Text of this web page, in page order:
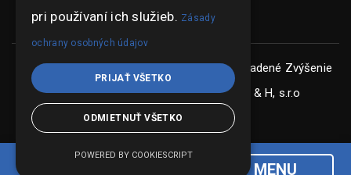
MENU
Copyright © ghexpo 2026, všetky práva vyhradené Zvýšenie
konkurencieschopnosti spoločnosti G & H, s.r.o
pri používaní ich služieb. Zásady
ochrany osobných údajov
PRIJAŤ VŠETKO
ODMIETNUŤ VŠETKO
POWERED BY COOKIESCRIPT